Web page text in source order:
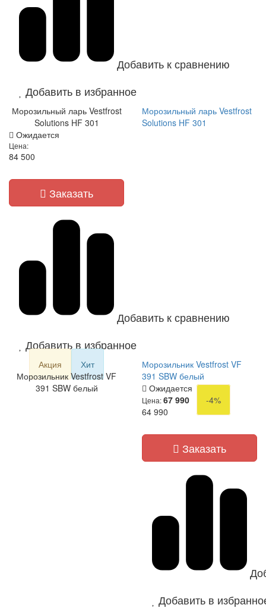
Добавить к сравнению
Добавить в избранное
Морозильный ларь Vestfrost
Solutions HF 301
Морозильный ларь Vestfrost
Solutions HF 301
Ожидается
Цена:
84 500
Заказать
Добавить к сравнению
Добавить в избранное
Акция
Хит
Морозильник Vestfrost VF
391 SBW белый
Морозильник Vestfrost VF
391 SBW белый
Ожидается
Цена:67 990
-4%
64 990
Заказать
Добавить в